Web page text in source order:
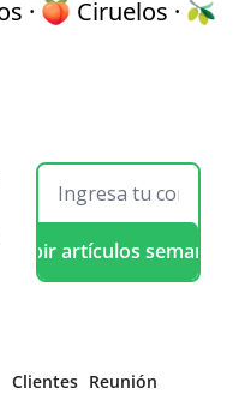
Recibir artículos semanales
Clientes Reunión